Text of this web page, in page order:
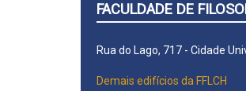
FACULDADE DE
Rua do Lago, 717 - Cidade
Demais edifícios da FFLCH